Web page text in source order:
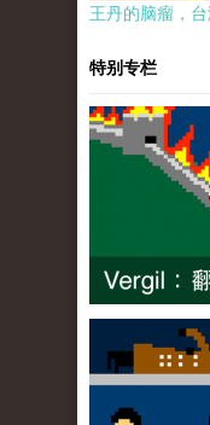
王丹的脑瘤，
特别专栏